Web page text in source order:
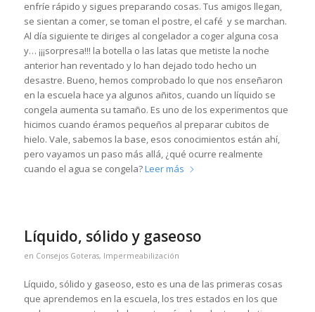
enfríe rápido y sigues preparando cosas. Tus amigos llegan,
se sientan a comer, se toman el postre, el café y se marchan.
Al día siguiente te diriges al congelador a coger alguna cosa
y… ¡¡¡sorpresa!!! la botella o las latas que metiste la noche
anterior han reventado y lo han dejado todo hecho un
desastre. Bueno, hemos comprobado lo que nos enseñaron
en la escuela hace ya algunos añitos, cuando un líquido se
congela aumenta su tamaño. Es uno de los experimentos que
hicimos cuando éramos pequeños al preparar cubitos de
hielo. Vale, sabemos la base, esos conocimientos están ahí,
pero vayamos un paso más allá, ¿qué ocurre realmente
cuando el agua se congela?Leer más
Líquido, sólido y gaseoso
en Consejos Goteras, Impermeabilización
Líquido, sólido y gaseoso, esto es una de las primeras cosas
que aprendemos en la escuela, los tres estados en los que